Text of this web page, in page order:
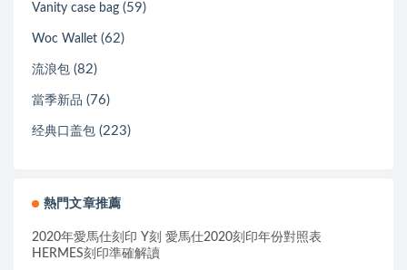
Vanity case bag (59)
Woc Wallet (62)
流浪包 (82)
當季新品 (76)
经典口盖包 (223)
熱門文章推薦
2020年愛馬仕刻印 Y刻 愛馬仕2020刻印年份對照表
HERMES刻印準確解讀